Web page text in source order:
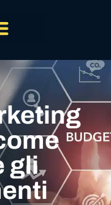
gli